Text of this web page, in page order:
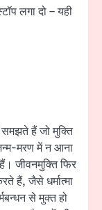
लगा दो – यही
हैं जो मुक्ति
मरण में न आना
जीवनमुक्ति फिर
हैं, जैसे धर्मात्मा
से मुक्त हो